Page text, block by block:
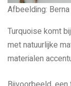
Afbeelding:
Turquoise komt
met natuurlijke
materialen